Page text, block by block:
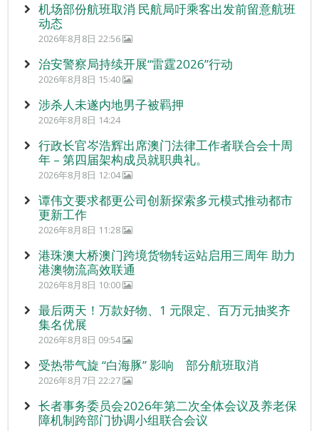
机场部份航班取消 民航局吁乘客出发前留意航班
动态
2026年8月8日 22:56
治安警察局持续开展“雷霆2026”行动
2026年8月8日 15:40
涉杀人未遂内地男子被羁押
2026年8月8日 14:24
行政长官岑浩辉出席澳门法律工作者联合会十周
年 – 第四届架构成员就职典礼。
2026年8月8日 12:04
谭伟文要求都更公司创新探索多元模式推动都市
更新工作
2026年8月8日 11:28
港珠澳大桥澳门跨境货物转运站启用三周年 助力
港澳物流高效联通
2026年8月8日 10:00
最后两天！万款好物、1 元限定、百万元抽奖齐
集名优展
2026年8月8日 09:54
受热带气旋 “白海豚” 影响 部分航班取消
2026年8月7日 22:27
长者事务委员会2026年第二次全体会议及养老保
障机制跨部门协调小组联合会议